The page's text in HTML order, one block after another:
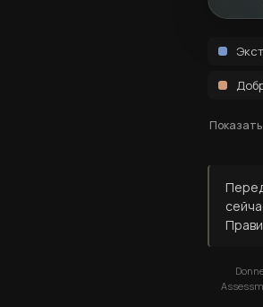
Показать